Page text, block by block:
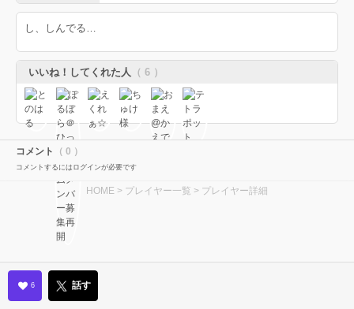
し、しんでる…
いいね！してくれた人 （ 6 ）
コメント （ 0 ）
コメントするにはログインが必要です
HOME > プレイヤー一覧 > プレイヤー詳細
6 話す